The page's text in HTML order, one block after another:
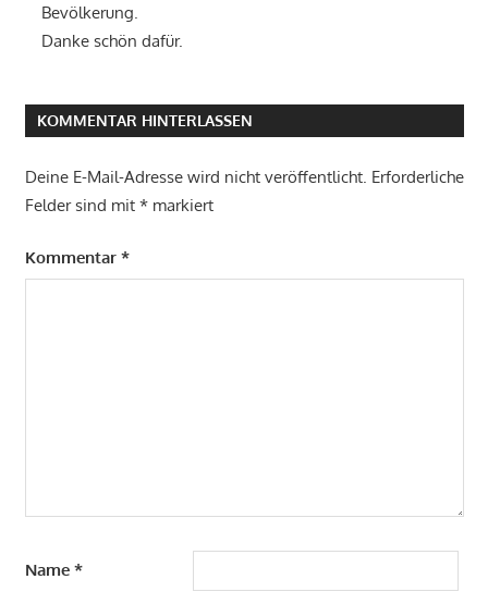
Bevölkerung.
Danke schön dafür.
KOMMENTAR HINTERLASSEN
Deine E-Mail-Adresse wird nicht veröffentlicht. Erforderliche
Felder sind mit *markiert
Kommentar *
Name *